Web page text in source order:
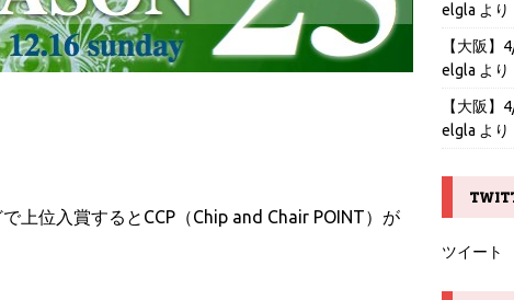
上位入賞するとCCP（Chip and Chair POINT）が
elgla より
【大阪】
elgla より
【大阪】
elgla より
ツイート